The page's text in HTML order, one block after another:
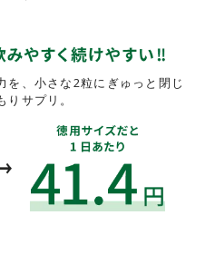
を、小さな2粒にぎゅっと閉じ
サプリ。